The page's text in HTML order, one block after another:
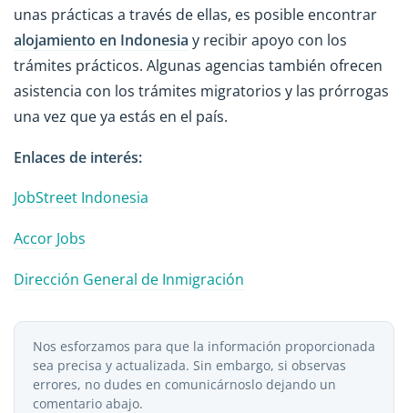
unas prácticas a través de ellas, es posible encontrar
alojamiento en Indonesia y recibir apoyo con los
trámites prácticos. Algunas agencias también ofrecen
asistencia con los trámites migratorios y las prórrogas
una vez que ya estás en el país.
Enlaces de interés:
JobStreet Indonesia
Accor Jobs
Dirección General de Inmigración
Nos esforzamos para que la información proporcionada
sea precisa y actualizada. Sin embargo, si observas
errores, no dudes en comunicárnoslo dejando un
comentario abajo.